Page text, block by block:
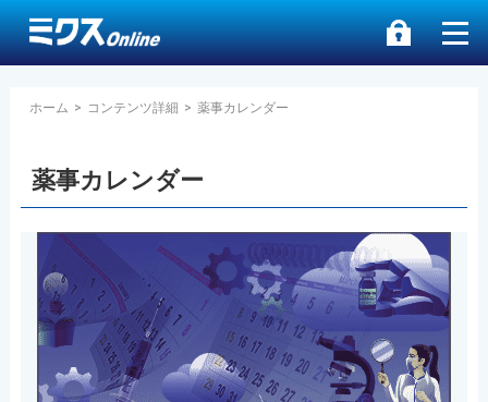
ホーム > コンテンツ詳細 > 薬事カレンダー
薬事カレンダー